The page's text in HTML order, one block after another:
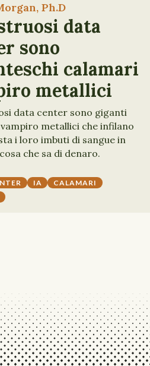
Ph.D
data
sono
calamari
metallici
data center sono giganti
metallici che infilano
i loro imbuti di sangue in
che sa di denaro.
IA
CALAMARI